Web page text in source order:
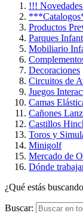
!!! Novedades
Productos
Parques
Mobiliario
Decoraciones
Circuitos de
Juegos
Camas
Cañones
Castillos
Toros y
Minigolf
Mercado de
Dónde
¿Qué estás
Buscar: